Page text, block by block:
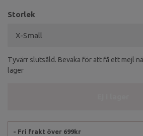
Storlek
Tyvärr slutsåld. Bevaka för att få ett mejl
lager
- Fri frakt över 699kr